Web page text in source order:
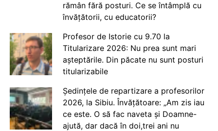
rămân fără posturi. Ce se întâmplă cu
învățătorii, cu educatorii?
Profesor de Istorie cu 9.70 la
Titularizare 2026: Nu prea sunt mari
așteptările. Din păcate nu sunt posturi
titularizabile
Ședințele de repartizare a profesorilor
2026, la Sibiu. Învățătoare: „Am zis iau
ce este. O să fac naveta și Doamne-
ajută, dar dacă în doi,trei ani nu